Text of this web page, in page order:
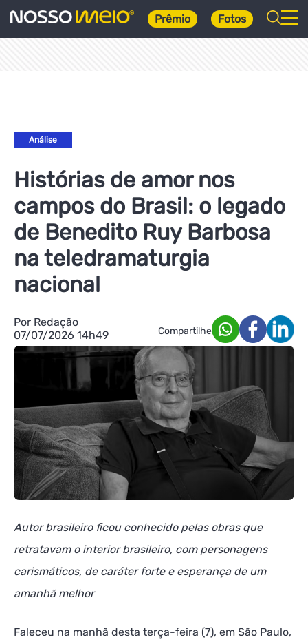
Prêmio Fotos
Análise
Histórias de amor nos
campos do Brasil: o legado
de Benedito Ruy Barbosa
na teledramaturgia
nacional
Por Redação
07/07/2026 14h49
Compartilhe
Autor brasileiro ficou conhecido pelas obras que
retratavam o interior brasileiro, com personagens
carismáticos, de caráter forte e esperança de um
amanhã melhor
Faleceu na manhã desta terça-feira (7), em São Paulo,